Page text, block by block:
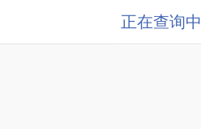
正在查询中